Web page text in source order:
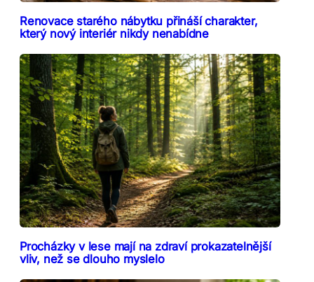
Renovace starého nábytku přináší charakter,
který nový interiér nikdy nenabídne
Procházky v lese mají na zdraví prokazatelnější
vliv, než se dlouho myslelo